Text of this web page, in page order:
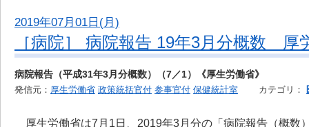
2019年07月01日(月)
［病院］ 病院報告 19年3月分概数 厚
病院報告（平成31年3月分概数）（7／1）《厚生労働省》
発信元： 厚生労働省 政策統括官付 参事官付 保健統計室 カテゴリ：
厚生労働省は7月1日、2019年3月分の「病院報告（概数